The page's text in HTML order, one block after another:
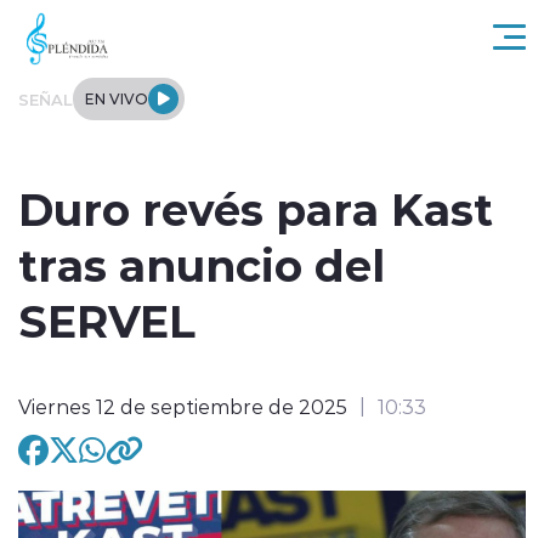
Click acá para ir directamente al contenido
SEÑAL EN VIVO
Entrevistas
Deportes
Duro revés para Kast
tras anuncio del
SERVEL
Viernes 12 de septiembre de 2025 10:33